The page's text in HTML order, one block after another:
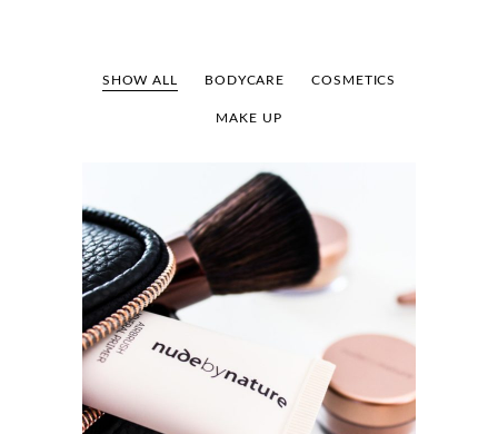
SHOW ALL BODYCARE COSMETICS
MAKE UP